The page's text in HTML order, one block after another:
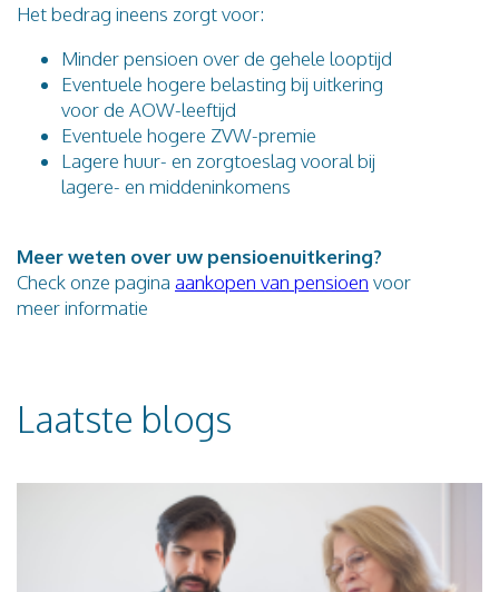
Het bedrag ineens zorgt voor:
Minder pensioen over de gehele looptijd
Eventuele hogere belasting bij uitkering
voor de AOW-leeftijd
Eventuele hogere ZVW-premie
Lagere huur- en zorgtoeslag vooral bij
lagere- en middeninkomens
Meer weten over uw pensioenuitkering?
Check onze pagina aankopen van pensioen voor
meer informatie
Laatste blogs